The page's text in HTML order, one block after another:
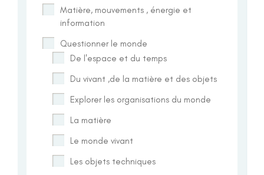
Matière, mouvements , énergie et
information
Questionner le monde
De l'espace et du temps
Du vivant ,de la matière et des objets
Explorer les organisations du monde
La matière
Le monde vivant
Les objets techniques